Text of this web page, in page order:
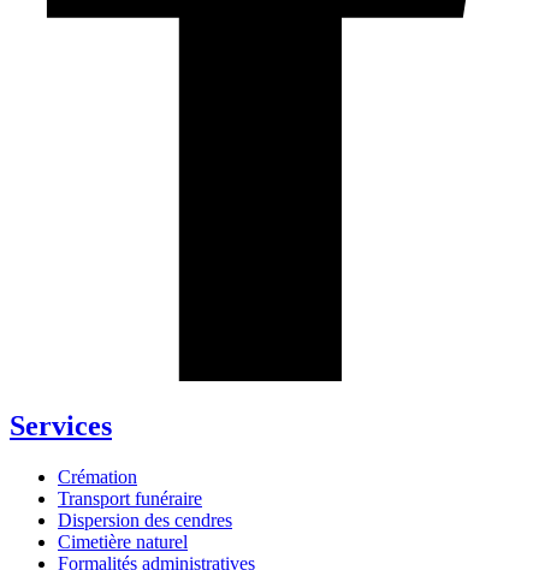
Services
Crémation
Transport funéraire
Dispersion des cendres
Cimetière naturel
Formalités administratives